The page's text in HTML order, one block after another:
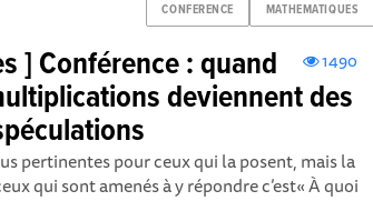
CONFERENCE MATHEMATIQUES
1490
] Conférence : quand
deviennent des
pertinentes pour ceux qui la posent, mais la
qui sont amenés à y répondre c’est« À quoi